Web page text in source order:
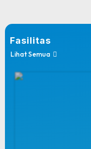
Fasilitas
Lihat Semua